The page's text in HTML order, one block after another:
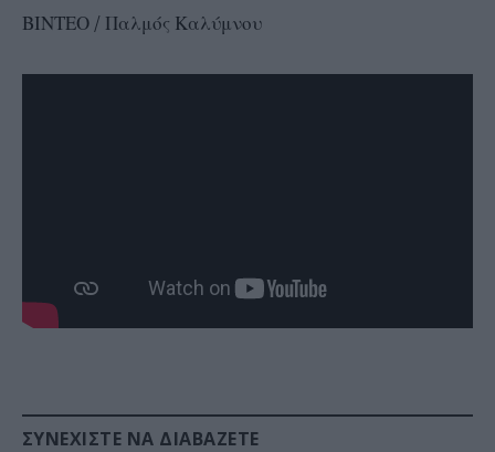
ΒΙΝΤΕΟ / Παλμός Καλύμνου
ΣΥΝΕΧΊΣΤΕ ΝΑ ΔΙΑΒΆΖΕΤΕ